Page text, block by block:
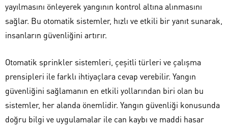
yayılmasını önleyerek yangının kontrol altına alınmasını
sağlar. Bu otomatik sistemler, hızlı ve etkili bir yanıt sunarak,
insanların güvenliğini artırır.
Otomatik sprinkler sistemleri, çeşitli türleri ve çalışma
prensipleri ile farklı ihtiyaçlara cevap verebilir. Yangın
güvenliğini sağlamanın en etkili yollarından biri olan bu
sistemler, her alanda önemlidir. Yangın güvenliği konusunda
doğru bilgi ve uygulamalar ile can kaybı ve maddi hasar